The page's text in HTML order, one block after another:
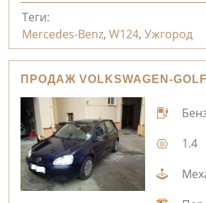
Теги:
Mercedes-Benz, W124, Ужгород
ПРОДАЖ VOLKSWAGEN-
1.4